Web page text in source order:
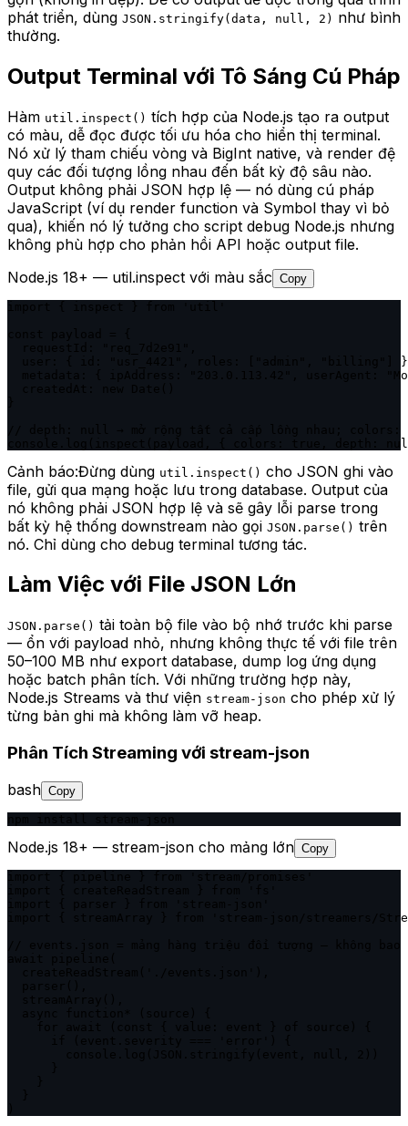
phát triển, dùng JSON.stringify(data, null, 2) như bình
thường.
Output Terminal với Tô Sáng Cú Pháp
Hàm util.inspect() tích hợp của Node.js tạo ra output
có màu, dễ đọc được tối ưu hóa cho hiển thị terminal.
Nó xử lý tham chiếu vòng và BigInt native, và render đệ
quy các đối tượng lồng nhau đến bất kỳ độ sâu nào.
Output không phải JSON hợp lệ — nó dùng cú pháp
JavaScript (ví dụ render function và Symbol thay vì bỏ
qua), khiến nó lý tưởng cho script debug Node.js nhưng
không phù hợp cho phản hồi API hoặc output file.
Node.js 18+ — util.inspect với màu sắc Copy
user: { id: "usr_4421", roles: ["admin", "billing"]
metadata: { ipAddress: "203.0.113.42", userAgent:
console.log(inspect(payload, { colors: true, depth:
Cảnh báo:Đừng dùng util.inspect() cho JSON ghi vào
file, gửi qua mạng hoặc lưu trong database. Output của
nó không phải JSON hợp lệ và sẽ gây lỗi parse trong
bất kỳ hệ thống downstream nào gọi JSON.parse() trên
nó. Chỉ dùng cho debug terminal tương tác.
Làm Việc với File JSON Lớn
JSON.parse() tải toàn bộ file vào bộ nhớ trước khi parse
— ổn với payload nhỏ, nhưng không thực tế với file trên
50–100 MB như export database, dump log ứng dụng
hoặc batch phân tích. Với những trường hợp này,
Node.js Streams và thư viện stream-json cho phép xử lý
từng bản ghi mà không làm vỡ heap.
Phân Tích Streaming với stream-json
bash Copy
Node.js 18+ — stream-json cho mảng lớn Copy
import { streamArray } from 'stream-json/streamers/